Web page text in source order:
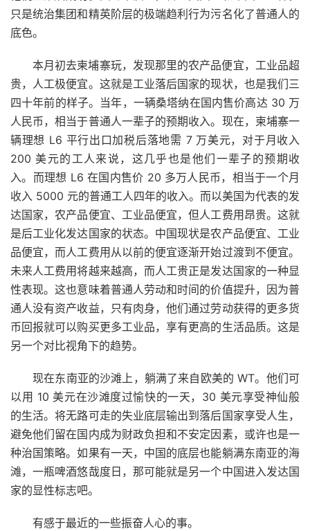
只是统治集团和精英阶层的极端趋利行为污名化了普通人的
底色。
本月初去柬埔寨玩，发现那里的农产品便宜，工业品超
贵，人工极便宜。这就是工业落后国家的现状，也是我们三
四十年前的样子。当年，一辆桑塔纳在国内售价高达 30 万
人民币，相当于普通人一辈子的预期收入。现在，柬埔寨一
辆理想 L6 平行出口加税后落地需 7 万美元，对于月收入
200 美元的工人来说，这几乎也是他们一辈子的预期收
入。而理想 L6 在国内售价 20 多万人民币，相当于一个月
收入 5000 元的普通工人四年的收入。而以美国为代表的发
达国家，农产品便宜、工业品便宜，但人工费用昂贵。这就
是后工业化发达国家的状态。中国现状是农产品便宜、工业
品便宜，而人工费用从以前的便宜逐渐开始过渡到不便宜。
未来人工费用将越来越高，而人工贵正是发达国家的一种显
性表现。这也意味着普通人劳动和时间的价值提升，因为普
通人没有资产收益，只有肉身，他们通过劳动获得的更多货
币回报就可以购买更多工业品，享有更高的生活品质。这是
另一个对比视角下的趋势。
现在东南亚的沙滩上，躺满了来自欧美的 WT。他们可
以用 10 美元在沙滩度过愉快的一天，30 美元享受神仙般
的生活。将无路可走的失业底层输出到落后国家享受人生，
避免他们留在国内成为财政负担和不安定因素，或许也是一
种治国策略。如果有一天，中国的底层也能躺满东南亚的海
滩，一瓶啤酒悠哉度日，那可能就是另一个中国进入发达国
家的显性标志吧。
有感于最近的一些振奋人心的事。